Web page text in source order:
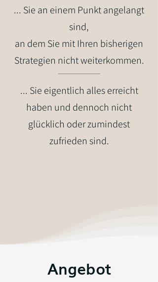
... Sie an einem Punkt angelangt
sind,
an dem Sie mit Ihren bisherigen
Strategien nicht weiterkommen.
... Sie eigentlich alles erreicht
haben und dennoch nicht
glücklich oder zumindest
zufrieden sind.
Angebot